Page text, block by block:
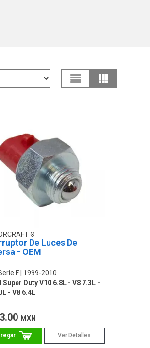
De Luces De
- OEM
F
1999-2010
Super Duty V10 6.8L - V8 7.3L -
- V8 6.4L
MXN
Ver Detalles